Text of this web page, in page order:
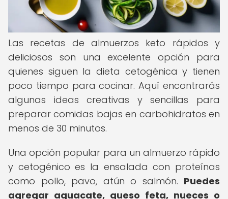
Las recetas de almuerzos keto rápidos y
deliciosos son una excelente opción para
quienes siguen la dieta cetogénica y tienen
poco tiempo para cocinar. Aquí encontrarás
algunas ideas creativas y sencillas para
preparar comidas bajas en carbohidratos en
menos de 30 minutos.
Una opción popular para un almuerzo rápido
y cetogénico es la ensalada con proteínas
como pollo, pavo, atún o salmón. Puedes
agregar aguacate, queso feta, nueces o